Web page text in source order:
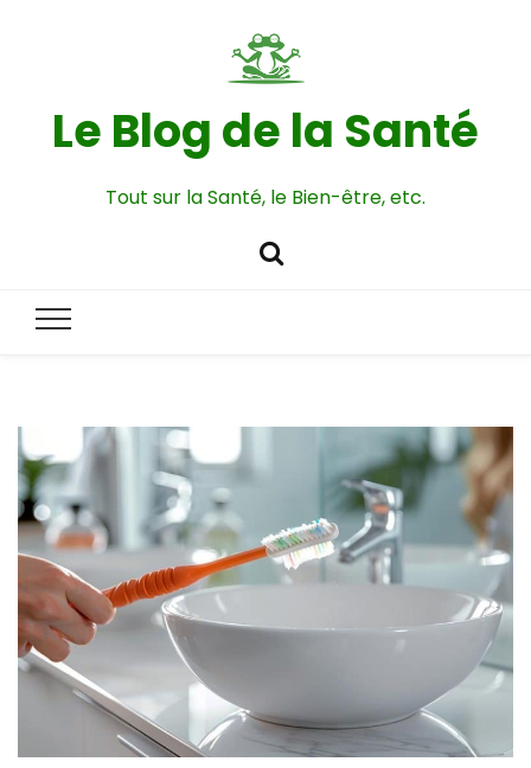
Le Blog de la Santé
Tout sur la Santé, le Bien-être, etc.